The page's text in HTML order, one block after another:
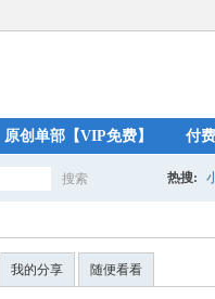
原创单部【VIP免费】 付
搜索 热搜:
我的分享 随便看看